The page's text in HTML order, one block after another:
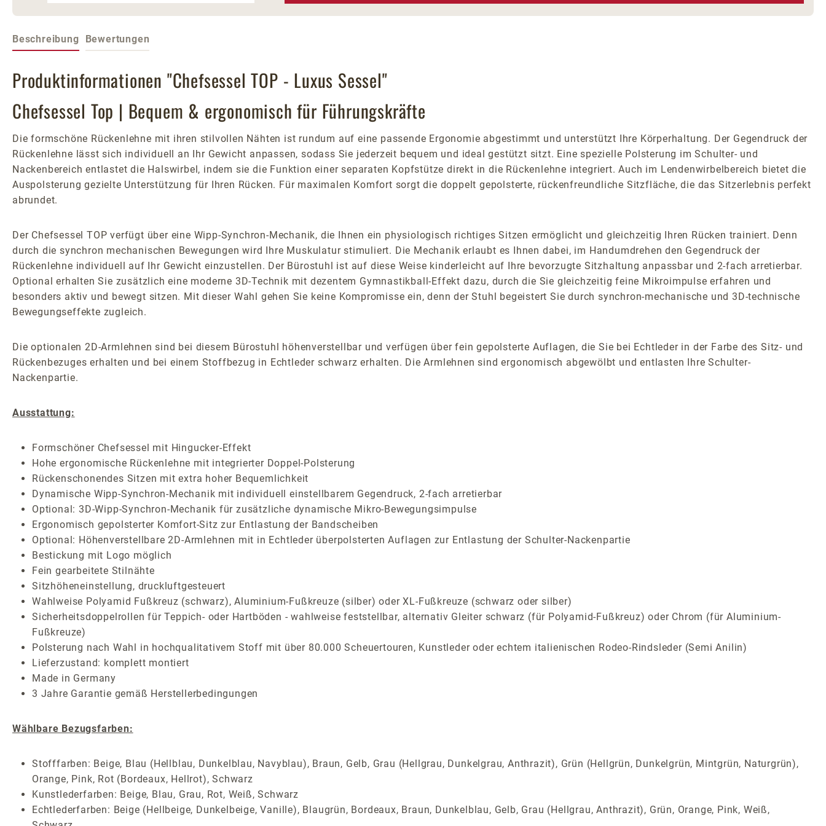
Beschreibung Bewertungen
Produktinformationen "Chefsessel TOP - Luxus Sessel"
Chefsessel Top | Bequem & ergonomisch für Führungskräfte
Die formschöne Rückenlehne mit ihren stilvollen Nähten ist rundum auf eine passende Ergonomie abgestimmt und unterstützt Ihre Körperhaltung. Der Gegendruck der
Rückenlehne lässt sich individuell an Ihr Gewicht anpassen, sodass Sie jederzeit bequem und ideal gestützt sitzt. Eine spezielle Polsterung im Schulter- und
Nackenbereich entlastet die Halswirbel, indem sie die Funktion einer separaten Kopfstütze direkt in die Rückenlehne integriert. Auch im Lendenwirbelbereich bietet die
Auspolsterung gezielte Unterstützung für Ihren Rücken. Für maximalen Komfort sorgt die doppelt gepolsterte, rückenfreundliche Sitzfläche, die das Sitzerlebnis perfekt
abrundet.
Der Chefsessel TOP verfügt über eine Wipp-Synchron-Mechanik, die Ihnen ein physiologisch richtiges Sitzen ermöglicht und gleichzeitig Ihren Rücken trainiert. Denn
durch die synchron mechanischen Bewegungen wird Ihre Muskulatur stimuliert. Die Mechanik erlaubt es Ihnen dabei, im Handumdrehen den Gegendruck der
Rückenlehne individuell auf Ihr Gewicht einzustellen. Der Bürostuhl ist auf diese Weise kinderleicht auf Ihre bevorzugte Sitzhaltung anpassbar und 2-fach arretierbar.
Optional erhalten Sie zusätzlich eine moderne 3D-Technik mit dezentem Gymnastikball-Effekt dazu, durch die Sie gleichzeitig feine Mikroimpulse erfahren und
besonders aktiv und bewegt sitzen. Mit dieser Wahl gehen Sie keine Kompromisse ein, denn der Stuhl begeistert Sie durch synchron-mechanische und 3D-technische
Bewegungseffekte zugleich.
Die optionalen 2D-Armlehnen sind bei diesem Bürostuhl höhenverstellbar und verfügen über fein gepolsterte Auflagen, die Sie bei Echtleder in der Farbe des Sitz- und
Rückenbezuges erhalten und bei einem Stoffbezug in Echtleder schwarz erhalten. Die Armlehnen sind ergonomisch abgewölbt und entlasten Ihre Schulter-
Nackenpartie.
Ausstattung:
Formschöner Chefsessel mit Hingucker-Effekt
Hohe ergonomische Rückenlehne mit integrierter Doppel-Polsterung
Rückenschonendes Sitzen mit extra hoher Bequemlichkeit
Dynamische Wipp-Synchron-Mechanik mit individuell einstellbarem Gegendruck, 2-fach arretierbar
Optional: 3D-Wipp-Synchron-Mechanik für zusätzliche dynamische Mikro-Bewegungsimpulse
Ergonomisch gepolsterter Komfort-Sitz zur Entlastung der Bandscheiben
Optional: Höhenverstellbare 2D-Armlehnen mit in Echtleder überpolsterten Auflagen zur Entlastung der Schulter-Nackenpartie
Bestickung mit Logo möglich
Fein gearbeitete Stilnähte
Sitzhöheneinstellung, druckluftgesteuert
Wahlweise Polyamid Fußkreuz (schwarz), Aluminium-Fußkreuze (silber) oder XL-Fußkreuze (schwarz oder silber)
Sicherheitsdoppelrollen für Teppich- oder Hartböden - wahlweise feststellbar, alternativ Gleiter schwarz (für Polyamid-Fußkreuz) oder Chrom (für Aluminium-
Fußkreuze)
Polsterung nach Wahl in hochqualitativem Stoff mit über 80.000 Scheuertouren, Kunstleder oder echtem italienischen Rodeo-Rindsleder (Semi Anilin)
Lieferzustand: komplett montiert
Made in Germany
3 Jahre Garantie gemäß Herstellerbedingungen
Wählbare Bezugsfarben:
Stofffarben: Beige, Blau (Hellblau, Dunkelblau, Navyblau), Braun, Gelb, Grau (Hellgrau, Dunkelgrau, Anthrazit), Grün (Hellgrün, Dunkelgrün, Mintgrün, Naturgrün),
Orange, Pink, Rot (Bordeaux, Hellrot), Schwarz
Kunstlederfarben: Beige, Blau, Grau, Rot, Weiß, Schwarz
Echtlederfarben: Beige (Hellbeige, Dunkelbeige, Vanille), Blaugrün, Bordeaux, Braun, Dunkelblau, Gelb, Grau (Hellgrau, Anthrazit), Grün, Orange, Pink, Weiß,